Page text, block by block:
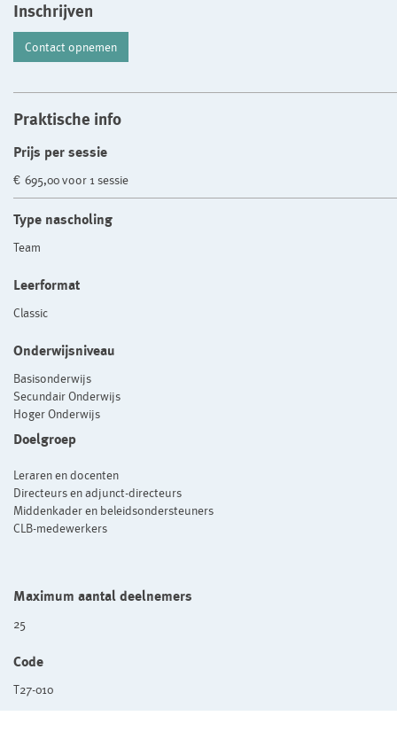
Inschrijven
Contact opnemen
Praktische info
Prijs per sessie
€ 695,00 voor 1 sessie
Type nascholing
Team
Leerformat
Classic
Onderwijsniveau
Basisonderwijs
Secundair Onderwijs
Hoger Onderwijs
Doelgroep
Leraren en docenten
Directeurs en adjunct-directeurs
Middenkader en beleidsondersteuners
CLB-medewerkers
Maximum aantal deelnemers
25
Code
T27-010